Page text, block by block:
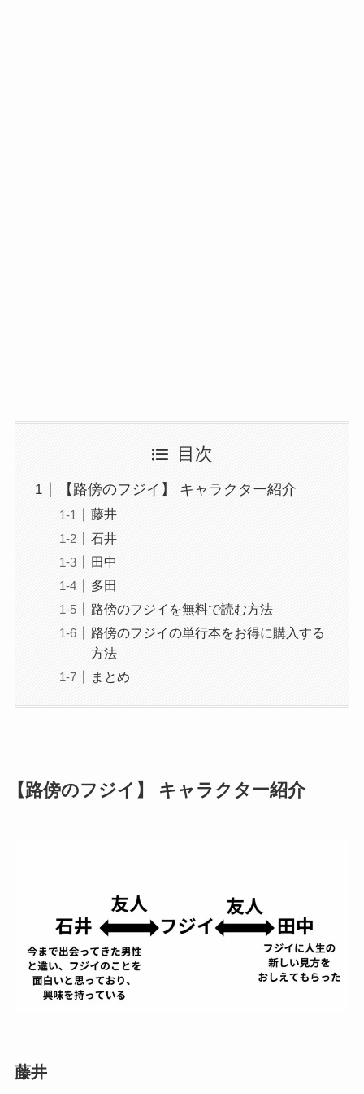
目次
【路傍のフジイ】 キャラクター紹介
藤井
石井
田中
多田
路傍のフジイを無料で読む方法
路傍のフジイの単行本をお得に購入する
方法
まとめ
【路傍のフジイ】 キャラクター紹介
藤井